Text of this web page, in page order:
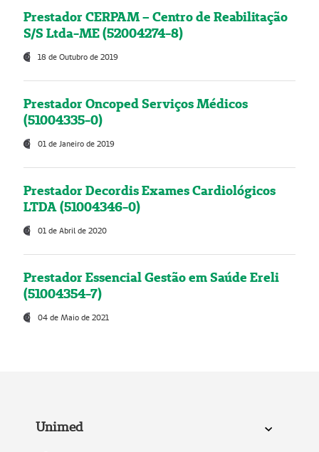
Prestador CERPAM – Centro de Reabilitação
S/S Ltda-ME (52004274-8)
18 de Outubro de 2019
Prestador Oncoped Serviços Médicos
(51004335-0)
01 de Janeiro de 2019
Prestador Decordis Exames Cardiológicos
LTDA (51004346-0)
01 de Abril de 2020
Prestador Essencial Gestão em Saúde Ereli
(51004354-7)
04 de Maio de 2021
Unimed